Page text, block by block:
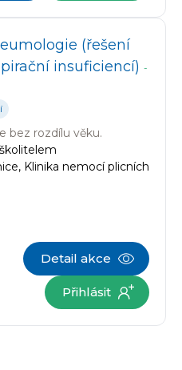
(řešení
insuficiencí) -
bez rozdílu věku.
Klinika nemocí plicních
Detail akce
Přihlásit